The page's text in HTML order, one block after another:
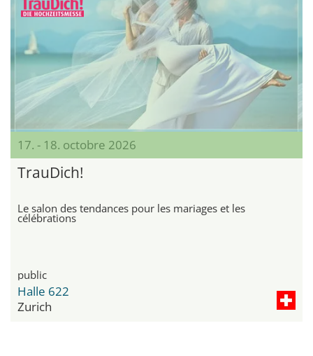
17. - 18. octobre 2026
TrauDich!
Le salon des tendances pour les mariages et les
célébrations
public
Halle 622
Zurich